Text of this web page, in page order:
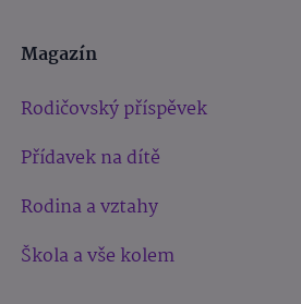
Magazín
Rodičovský příspěvek
Přídavek na dítě
Rodina a vztahy
Škola a vše kolem